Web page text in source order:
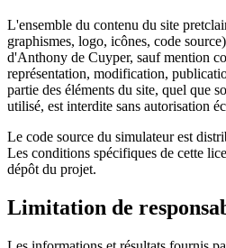
L'ensemble du contenu du site
graphismes, logo, icônes, code
d'Anthony de Cuyper, sauf mention
représentation, modification,
partie des éléments du site, quel que
utilisé, est interdite sans autorisation
Le code source du simulateur est
Les conditions spécifiques de cette
dépôt du projet.
Limitation de